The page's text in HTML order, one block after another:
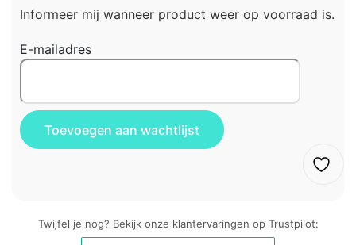
Informeer mij wanneer product weer op voorraad is.
E-mailadres
Twijfel je nog? Bekijk onze klantervaringen op Trustpilot: